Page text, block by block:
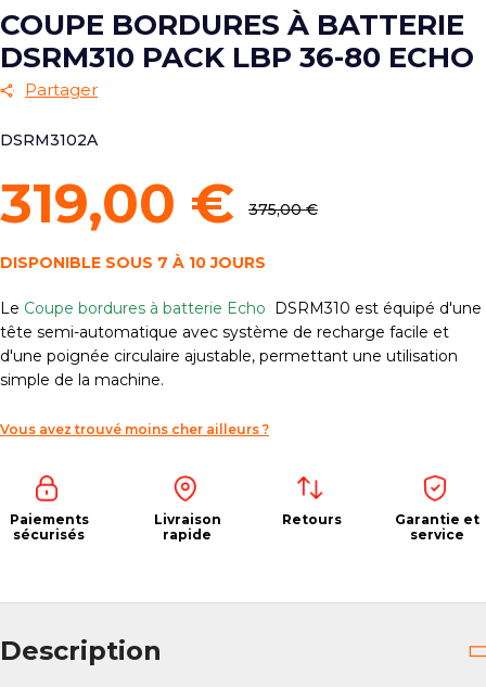
COUPE BORDURES À BATTERIE
DSRM310 PACK LBP 36-80 ECHO
Partager
DSRM3102A
319,00 € 375,00 €
DISPONIBLE SOUS 7 À 10 JOURS
Le Coupe bordures à batterie Echo DSRM310 est équipé d'une
tête semi-automatique avec système de recharge facile et
d'une poignée circulaire ajustable, permettant une utilisation
simple de la machine.
Vous avez trouvé moins cher ailleurs ?
Paiements
sécurisés
Livraison
rapide
Retours
Garantie et
service
Description